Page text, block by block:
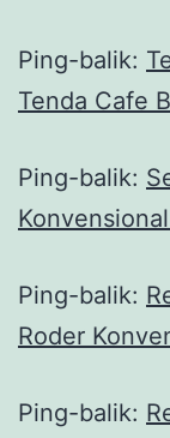
Ping-balik:
Tenda Cafe
Ping-balik:
Ping-balik:
Roder
Ping-balik: